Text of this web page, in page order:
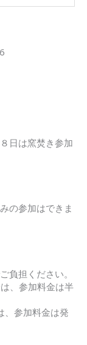
日は窯焚き参加
の参加はできま
負担ください。
、参加料金は半
、参加料金は発